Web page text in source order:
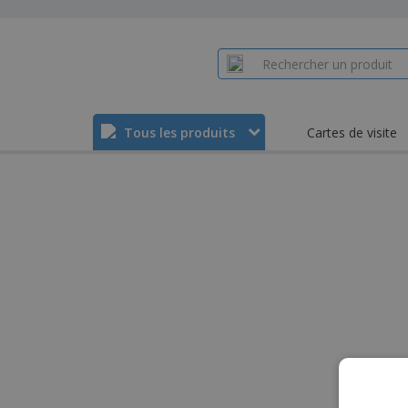
Tous les produits Cartes de visite